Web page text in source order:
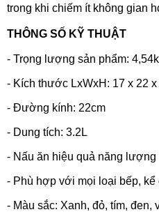
trong khi chiếm ít không gian
THÔNG SỐ KỸ THUẬT
- Trọng lượng sản phẩm:
- Kích thước LxWxH: 17 x 22 x
- Đường kính: 22cm
- Dung tích: 3.2L
- Nấu ăn hiệu quả năng
- Phù hợp với mọi loại bếp, kể
- Màu sắc: Xanh, đỏ, tím, đen,